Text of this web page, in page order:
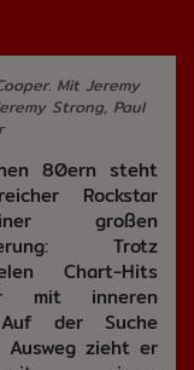
Mit Jeremy
Strong, Paul
80ern steht
Rockstar
großen
Trotz
Chart-Hits
mit inneren
Auf der Suche
Ausweg zieht er